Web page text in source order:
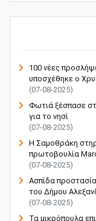
100 νέες
υποσχέθηκε ο
(07-08-2025)
Φωτιά ξέσπασε
για το νησί
(07-08-2025)
Η Σαμοθράκη
πρωτοβουλία
(07-08-2025)
Ασπίδα
του Δήμου
(07-08-2025)
Τα μικρόπουλα